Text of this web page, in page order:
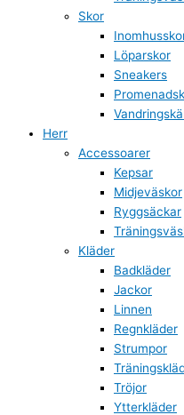
Skor
Löparskor
Sneakers
Herr
Accessoarer
Kepsar
Midjeväskor
Ryggsäckar
Kläder
Badkläder
Jackor
Linnen
Regnkläder
Strumpor
Tröjor
Ytterkläder